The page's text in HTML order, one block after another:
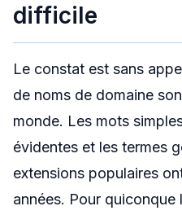
difficile
Le constat est sans
de noms de domaine
monde. Les mots
évidentes et les termes
extensions populaires
années. Pour